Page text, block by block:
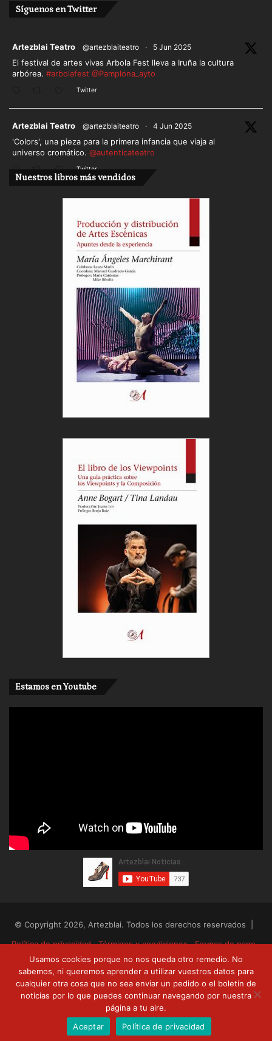
Síguenos en Twitter
Artezblai Teatro @artezblaiteatro · 5 Jun 2025
El festival de artes vivas Arbola Fest lleva a Iruña la cultura
arbórea. #arbolafest @Pamplona_ayto
Twitter
Artezblai Teatro @artezblaiteatro · 4 Jun 2025
'Colors', una pieza para la primera infancia que viaja al
universo cromático. @autenticateatro
Twitter
Cargar más
Nuestros libros más vendidos
Estamos en Youtube
© Copyright 2026, Artezblai. Todos los derechos reservados |
Política de privacidad
Términos y condiciones
Formas de pago
Envíos y devoluciones
RSS Facebook
TwitterYouTube
Usamos cookies porque no nos queda otro remedio. No
sabemos, ni queremos aprender a utilizar vuestros datos para
cualquier otra cosa que no sea enviar un pedido o el boletín de
noticias por lo que puedes continuar navegando por nuestra
página a tu aire.
Aceptar
Política de privacidad